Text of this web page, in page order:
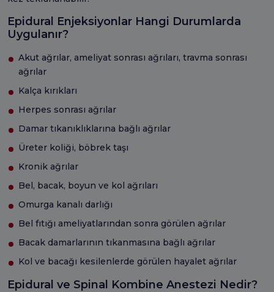
Epidural Enjeksiyonlar Hangi Durumlarda
Uygulanır?
Akut ağrılar, ameliyat sonrası ağrıları, travma sonrası
ağrılar
Kalça kırıkları
Herpes sonrası ağrılar
Damar tıkanıklıklarına bağlı ağrılar
Üreter koliği, böbrek taşı
Kronik ağrılar
Bel, bacak, boyun ve kol ağrıları
Omurga kanalı darlığı
Bel fıtığı ameliyatlarından sonra görülen ağrılar
Bacak damarlarının tıkanmasına bağlı ağrılar
Kol ve bacağı kesilenlerde görülen hayalet ağrılar
Epidural ve Spinal Kombine Anestezi Nedir?